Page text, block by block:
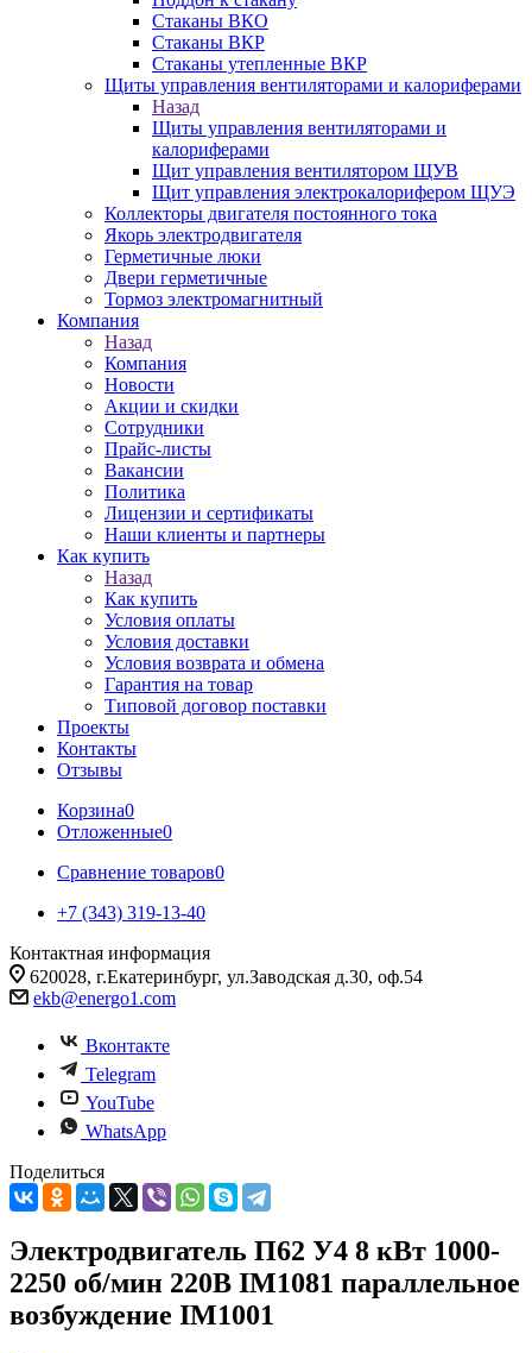
Стаканы ВКО
Стаканы ВКР
Стаканы утепленные ВКР
Щиты управления вентиляторами и калориферами
Назад
Щиты управления вентиляторами и
калориферами
Щит управления вентилятором ЩУВ
Щит управления электрокалорифером ЩУЭ
Коллекторы двигателя постоянного тока
Якорь электродвигателя
Герметичные люки
Двери герметичные
Тормоз электромагнитный
Компания
Назад
Компания
Новости
Акции и скидки
Сотрудники
Прайс-листы
Вакансии
Политика
Лицензии и сертификаты
Наши клиенты и партнеры
Как купить
Назад
Как купить
Условия оплаты
Условия доставки
Условия возврата и обмена
Гарантия на товар
Типовой договор поставки
Проекты
Контакты
Отзывы
Корзина0
Отложенные0
Сравнение товаров0
+7 (343) 319-13-40
Контактная информация
620028, г.Екатеринбург, ул.Заводская д.30, оф.54
ekb@energo1.com
Вконтакте
Telegram
YouTube
WhatsApp
Поделиться
Электродвигатель П62 У4 8 кВт 1000-
2250 об/мин 220В IM1081 параллельное
возбуждение IM1001